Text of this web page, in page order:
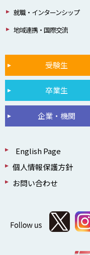
就職・インターンシップ
地域連携・国際交流
受験生
卒業生
企業・機関
English Page
個人情報保護方針
お問い合わせ